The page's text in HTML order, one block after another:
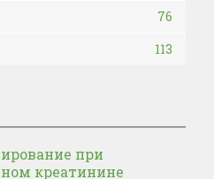
76
113
при
креатинине